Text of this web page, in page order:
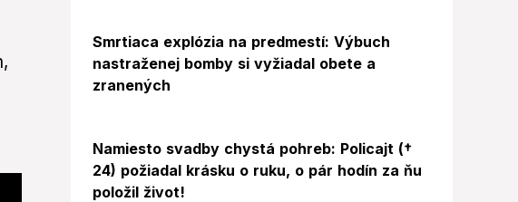
Smrtiaca explózia na predmestí: Výbuch
nastraženej bomby si vyžiadal obete a
zranených
Namiesto svadby chystá pohreb: Policajt (†
24) požiadal krásku o ruku, o pár hodín za ňu
položil život!